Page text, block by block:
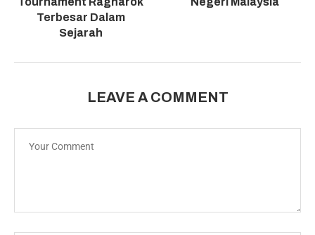
Terbesar Dalam
Sejarah
LEAVE A COMMENT